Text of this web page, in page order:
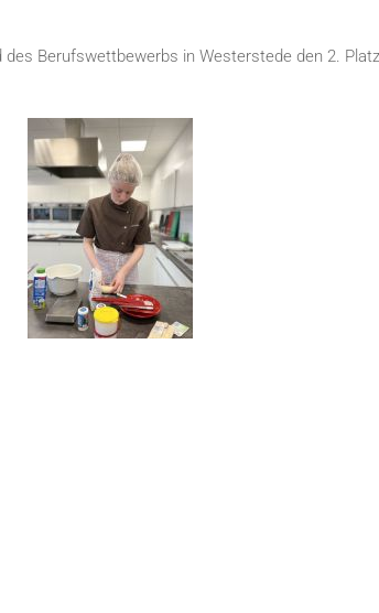
Berufswettbewerbs in Westerstede den 2.